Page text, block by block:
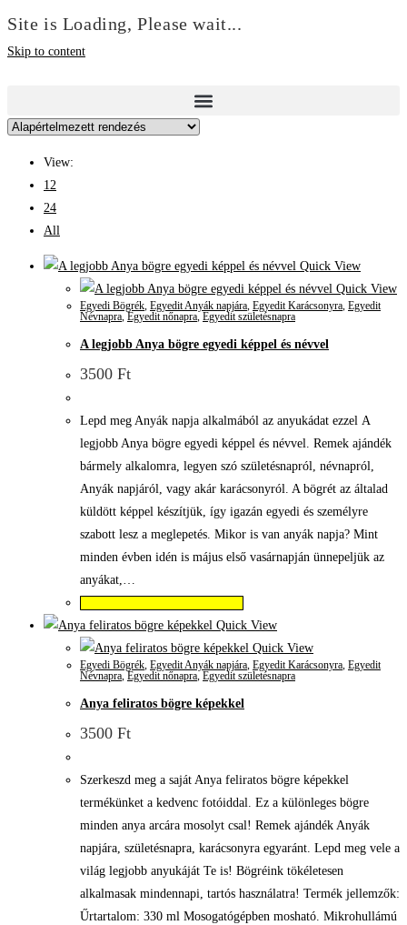
Site is Loading, Please wait...
Skip to content
View:
12
24
All
Quick View
Quick View
Egyedi Bögrék, Egyedit Anyák napjára, Egyedit Karácsonyra, Egyedit
Névnapra, Egyedit nőnapra, Egyedit születésnapra
A legjobb Anya bögre egyedi képpel és névvel
3500 Ft
Lepd meg Anyák napja alkalmából az anyukádat ezzel A
legjobb Anya bögre egyedi képpel és névvel. Remek ajándék
bármely alkalomra, legyen szó születésnapról, névnapról,
Anyák napjáról, vagy akár karácsonyról. A bögrét az általad
küldött képpel készítjük, így igazán egyedi és személyre
szabott lesz a meglepetés. Mikor is van anyák napja? Mint
minden évben idén is május első vasárnapján ünnepeljük az
anyákat,…
Quick View
Quick View
Egyedi Bögrék, Egyedit Anyák napjára, Egyedit Karácsonyra, Egyedit
Névnapra, Egyedit nőnapra, Egyedit születésnapra
Anya feliratos bögre képekkel
3500 Ft
Szerkeszd meg a saját Anya feliratos bögre képekkel
termékünket a kedvenc fotóiddal. Ez a különleges bögre
minden anya arcára mosolyt csal! Remek ajándék Anyák
napjára, születésnapra, karácsonyra egyaránt. Lepd meg vele a
világ legjobb anyukáját Te is! Bögréink tökéletesen
alkalmasak mindennapi, tartós használatra! Termék jellemzők:
Űrtartalom: 330 ml Mosogatógépben mosható. Mikrohullámú